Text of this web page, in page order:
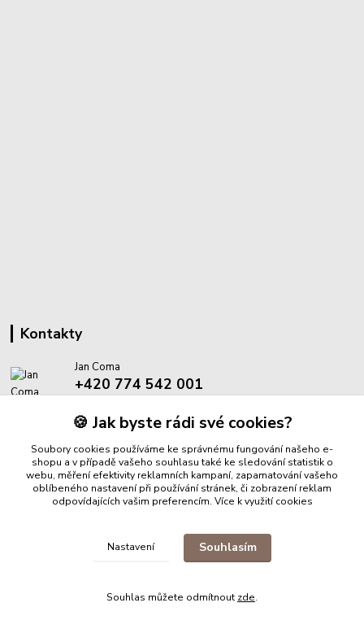
Kontakty
Jan Coma
+420 774 542 001
info@proantik.cz
Upravit sběr cookies.
© 2025 ProAntik. Všechna práva vyhrazena.
🍪 Jak byste rádi své cookies?
Soubory cookies používáme ke správnému fungování našeho e-
shopu a v případě vašeho souhlasu také ke sledování statistik o
webu, měření efektivity reklamních kampaní, zapamatování vašeho
oblíbeného nastavení při používání stránek, či zobrazení reklam
odpovídajících vašim preferencím. Více k využití cookies
Nastavení Souhlasím
Souhlas můžete odmítnout zde.